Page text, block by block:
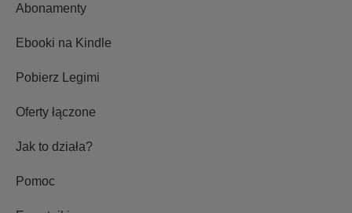
Abonamenty
Ebooki na Kindle
Pobierz Legimi
Oferty łączone
Jak to działa?
Pomoc